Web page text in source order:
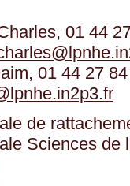
01 44
@
01 44 27
lpnhe.in2p3.fr
de
Sciences de